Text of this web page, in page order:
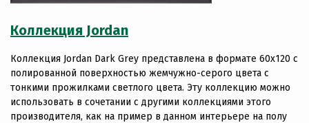
Коллекция Jordan
Коллекция Jordan Dark Grey представлена в формате 60х120 с
полированной поверхностью жемчужно-серого цвета с
тонкими прожилками светлого цвета. Эту коллекцию можно
использовать в сочетании с другими коллекциями этого
производителя, как на пример в данном интерьере на полу